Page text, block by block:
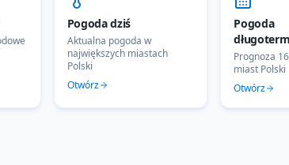
Pogoda dziś
Aktualna pogoda w
największych miastach
Polski
Otwórz
Pogoda
Prognoza
miast Polski
Otwórz